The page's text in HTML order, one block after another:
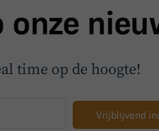
onze
time op de hoogte!
Vrijblijvend